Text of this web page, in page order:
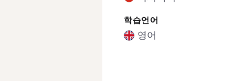
학습언어
영어